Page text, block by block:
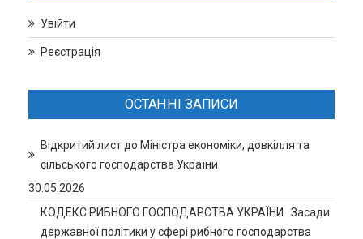
Увійти
Реєстрація
ОСТАННІ ЗАПИСИ
Відкритий лист до Міністра економіки, довкілля та
сільського господарства України
30.05.2026
КОДЕКС РИБНОГО ГОСПОДАРСТВА УКРАЇНИ Засади
державної політики у сфері рибного господарства